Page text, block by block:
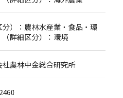
分）：農林水産業・食品・環
細区分）：環境
社農林中金総合研究所